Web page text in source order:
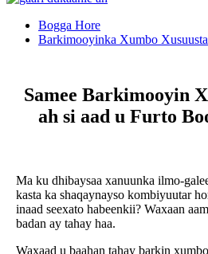
Bogga Hore
Barkimooyinka Xumbo Xusuusta
Samee Barkimooyin
ah si aad u Furto
Ma ku dhibaysaa xanuunka ilmo-
kasta ka shaqaynayso kombiyuutar
inaad seexato habeenkii? Waxaan
badan ay tahay haa.
Waxaad u baahan tahay barkin